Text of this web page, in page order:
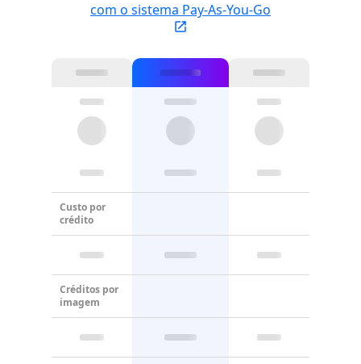
com o sistema Pay-As-You-Go
Custo por
crédito
Créditos por
imagem